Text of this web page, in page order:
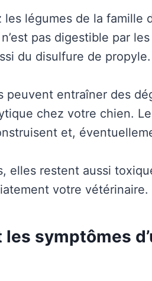
légumes de la famille
pas digestible par
du disulfure de propyle.
peuvent entraîner des
chez votre chien.
et,
elles restent aussi
votre vétérinaire.
les symptômes